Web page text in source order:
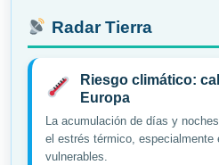
Radar Tierra
Riesgo climático:
Europa
La acumulación de días y
el estrés térmico, especialmente
vulnerables.